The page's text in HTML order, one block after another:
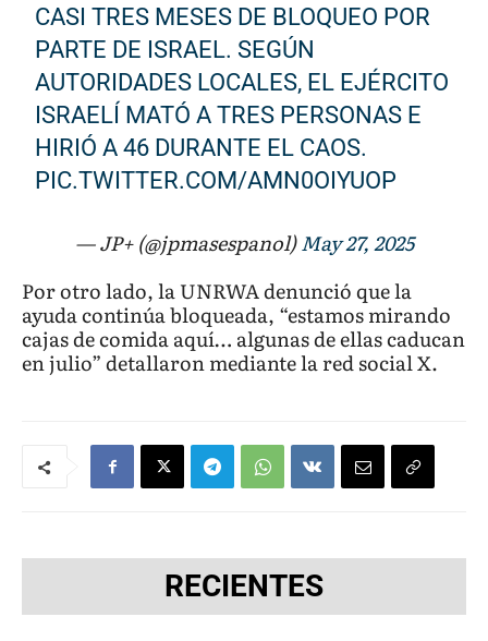
CASI TRES MESES DE BLOQUEO POR
PARTE DE ISRAEL. SEGÚN
AUTORIDADES LOCALES, EL EJÉRCITO
ISRAELÍ MATÓ A TRES PERSONAS E
HIRIÓ A 46 DURANTE EL CAOS.
PIC.TWITTER.COM/AMN0OIYUOP
— JP+ (@jpmasespanol)May 27, 2025
Por otro lado, la UNRWA denunció que la
ayuda continúa bloqueada, “estamos mirando
cajas de comida aquí… algunas de ellas caducan
en julio” detallaron mediante la red social X.
RECIENTES